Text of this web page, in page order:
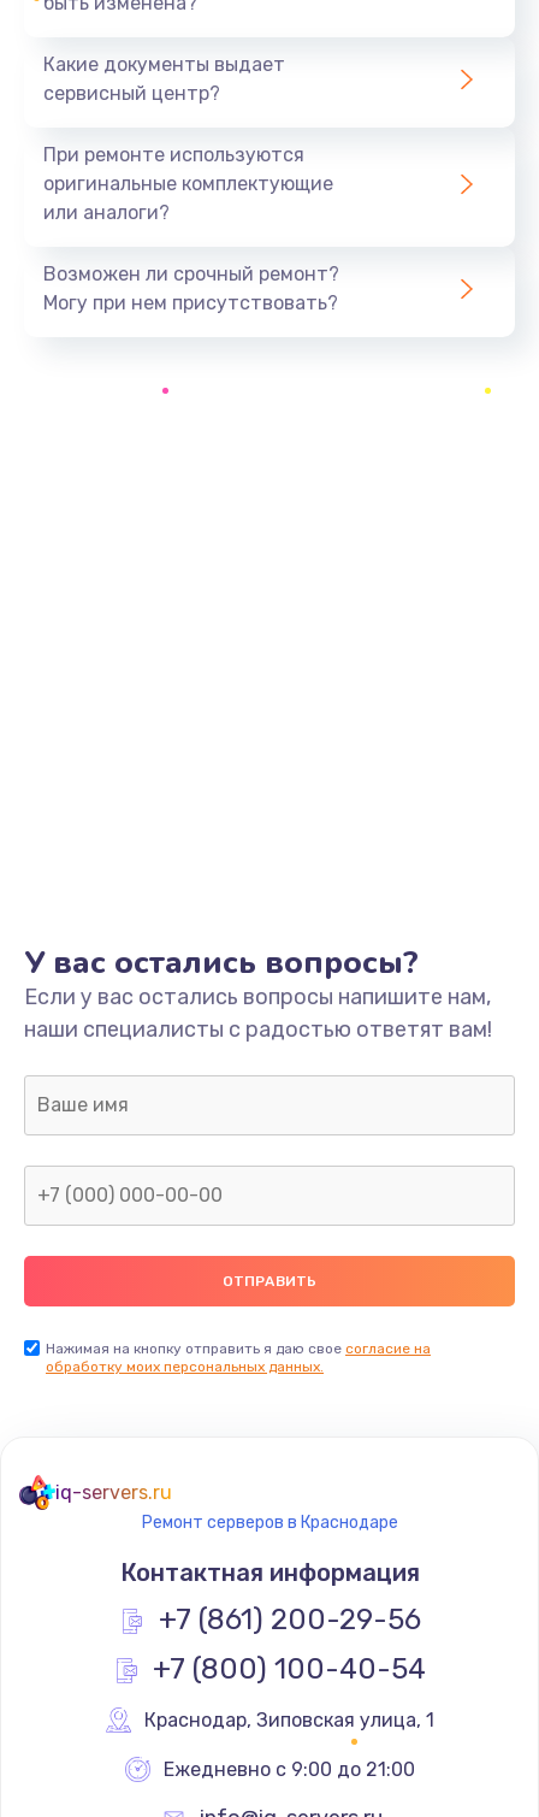
Замена системы охлаждения
Замена процессора
Заказать
Замена аккумулятора
620 руб.
Заказать
Замена клавиатуры
990 руб.
Заказать
Замена видеокарты
2045 руб.
Заказать
Ремонт разъема питания
Замена видеочипа
Какие документы выдает
сервисный центр?
При ремонте используются
оригинальные комплектующие
или аналоги?
Возможен ли срочный ремонт?
Могу при нем присутствовать?
У вас остались вопросы?
Если у вас остались вопросы напишите нам,
наши специалисты с радостью ответят вам!
Нажимая на кнопку отправить я даю свое согласие на
обработку моих персональных данных.
iq-servers.ru
Ремонт серверов в Краснодаре
Контактная информация
+7 (861) 200-29-56
+7 (800) 100-40-54
Краснодар, Зиповская улица, 1
Ежедневно с 9:00 до 21:00